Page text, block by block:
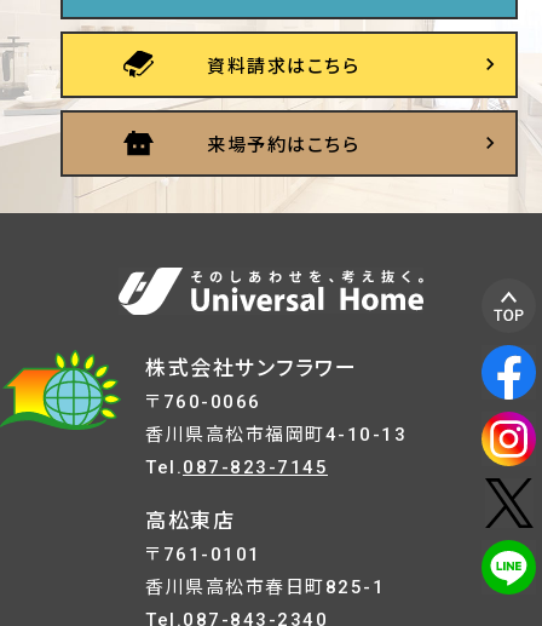
資料請求はこちら
来場予約はこちら
株式会社サンフラワー
〒760-0066
香川県高松市福岡町4-10-13
Tel.087-823-7145
高松東店
〒761-0101
香川県高松市春日町825-1
Tel.087-843-2340